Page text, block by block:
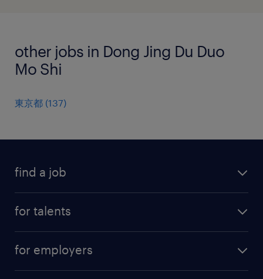
other jobs in Dong Jing Du Duo
Mo Shi
東京都 (137)
find a job
for talents
professional career
for employers